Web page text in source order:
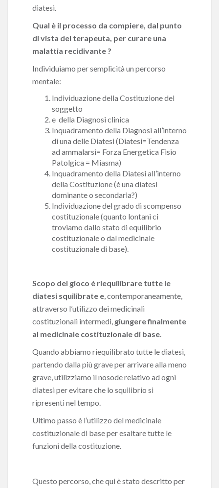
diatesi.
Qual è il processo da compiere, dal punto
di vista del terapeuta, per curare una
malattia recidivante ?
Individuiamo per semplicità un percorso
mentale:
Individuazione della Costituzione del
soggetto
e della Diagnosi clinica
Inquadramento della Diagnosi all’interno
di una delle Diatesi (Diatesi=Tendenza
ad ammalarsi= Forza Energetica Fisio
Patolgica = Miasma)
Inquadramento della Diatesi all’interno
della Costituzione (è una diatesi
dominante o secondaria?)
Individuazione del grado di scompenso
costituzionale (quanto lontani ci
troviamo dallo stato di equilibrio
costituzionale o dal medicinale
costituzionale di base).
Scopo del gioco è riequilibrare tutte le
diatesi squilibrate e, contemporaneamente,
attraverso l’utilizzo dei medicinali
costituzionali intermedi, giungere finalmente
al medicinale costituzionale di base.
Quando abbiamo riequilibrato tutte le diatesi,
partendo dalla più grave per arrivare alla meno
grave, utilizziamo il nosode relativo ad ogni
diatesi per evitare che lo squilibrio si
ripresenti nel tempo.
Ultimo passo è l’utilizzo del medicinale
costituzionale di base per esaltare tutte le
funzioni della costituzione.
Questo percorso, che qui è stato descritto per